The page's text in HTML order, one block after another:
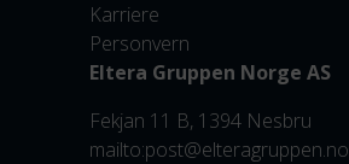
Karriere
Personvern
Eltera Gruppen Norge AS
Fekjan 11 B, 1394 Nesbru
mailto:post@elteragruppen.no